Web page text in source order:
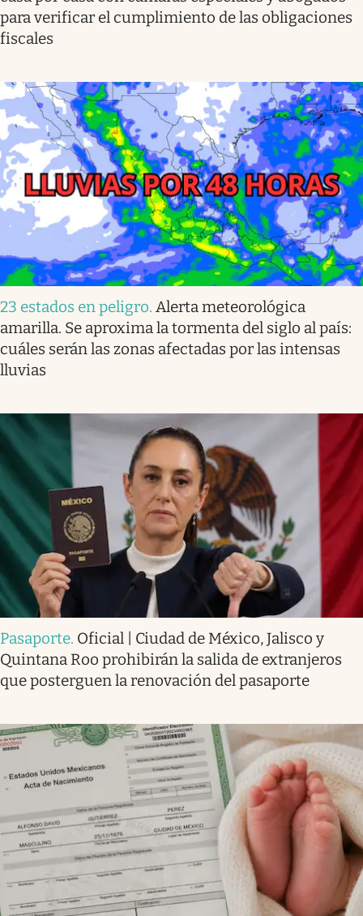
para verificar el cumplimiento de las obligaciones
fiscales
23 estados en peligro. Alerta meteorológica
amarilla. Se aproxima la tormenta del siglo al país:
cuáles serán las zonas afectadas por las intensas
lluvias
Pasaporte. Oficial | Ciudad de México, Jalisco y
Quintana Roo prohibirán la salida de extranjeros
que posterguen la renovación del pasaporte